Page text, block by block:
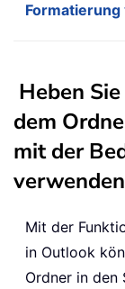
Heben
dem
mit der
Mit der
in Outlook
Ordner in den